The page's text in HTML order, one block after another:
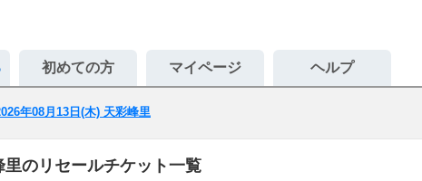
初めての方 マイページ ヘルプ
年08月13日(木) 天彩峰里
のリセールチケット一覧